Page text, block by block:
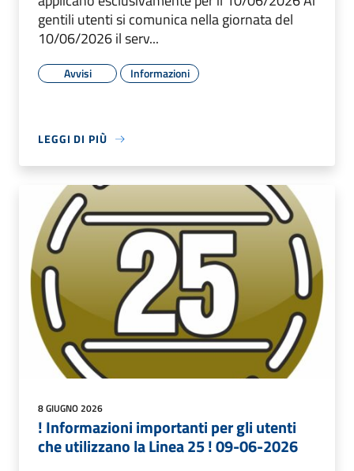
gentili utenti si comunica nella giornata del
10/06/2026 il serv...
Avvisi Informazioni
LEGGI DI PIÙ
8 GIUGNO 2026
! Informazioni importanti per gli utenti
che utilizzano la Linea 25 ! 09-06-2026